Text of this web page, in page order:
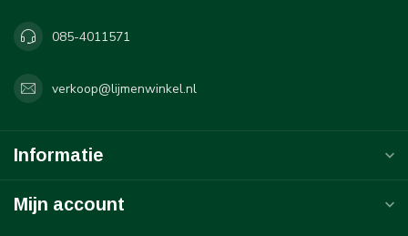
085-4011571
verkoop@lijmenwinkel.nl
Informatie
Mijn account